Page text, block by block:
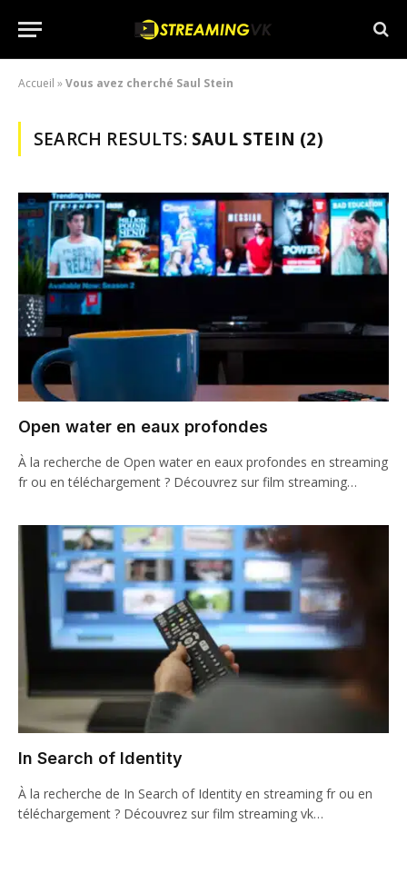
Accueil »Vous avez cherché Saul Stein
SEARCH RESULTS: SAUL STEIN (2)
Open water en eaux profondes
À la recherche de Open water en eaux profondes en streaming
fr ou en téléchargement ? Découvrez sur film streaming…
In Search of Identity
À la recherche de In Search of Identity en streaming fr ou en
téléchargement ? Découvrez sur film streaming vk…